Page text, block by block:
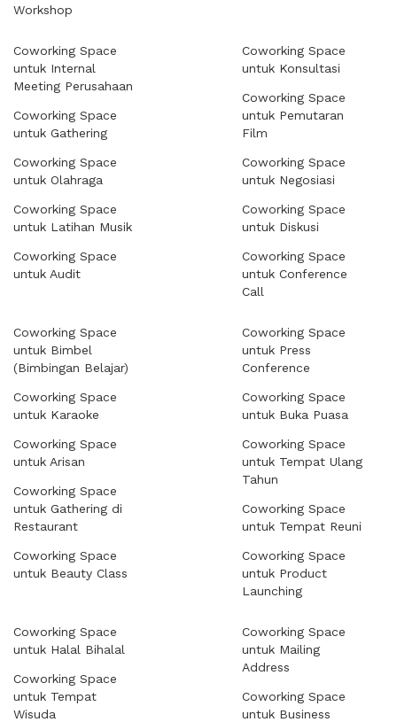
Workshop
Coworking Space
untuk Internal
Meeting Perusahaan
Coworking Space
untuk Gathering
Coworking Space
untuk Olahraga
Coworking Space
untuk Latihan Musik
Coworking Space
untuk Audit
Coworking Space
untuk Konsultasi
Coworking Space
untuk Pemutaran
Film
Coworking Space
untuk Negosiasi
Coworking Space
untuk Diskusi
Coworking Space
untuk Conference
Call
Coworking Space
untuk Bimbel
(Bimbingan Belajar)
Coworking Space
untuk Karaoke
Coworking Space
untuk Arisan
Coworking Space
untuk Gathering di
Restaurant
Coworking Space
untuk Beauty Class
Coworking Space
untuk Press
Conference
Coworking Space
untuk Buka Puasa
Coworking Space
untuk Tempat Ulang
Tahun
Coworking Space
untuk Tempat Reuni
Coworking Space
untuk Product
Launching
Coworking Space
untuk Halal Bihalal
Coworking Space
untuk Tempat
Wisuda
Coworking Space
untuk Mailing
Address
Coworking Space
untuk Business